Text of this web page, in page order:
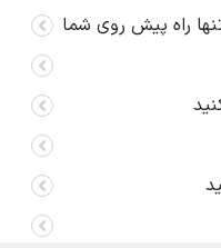
راه پیش روی شما